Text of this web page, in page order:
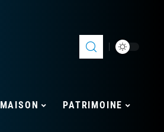
MAISON PATRIMOINE